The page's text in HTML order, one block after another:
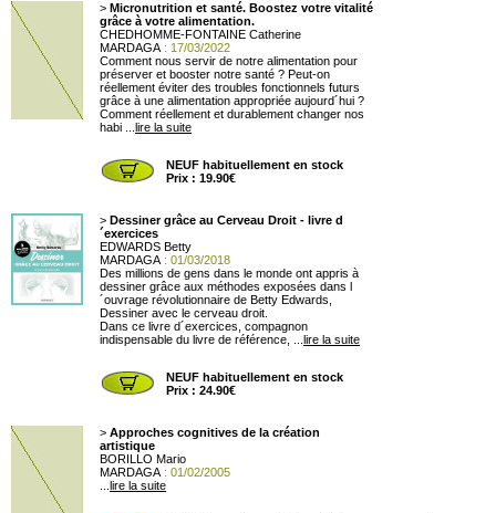
> Micronutrition et santé. Boostez votre vitalité
grâce à votre alimentation.
CHEDHOMME-FONTAINE Catherine
MARDAGA : 17/03/2022
Comment nous servir de notre alimentation pour
préserver et booster notre santé ? Peut-on
réellement éviter des troubles fonctionnels futurs
grâce à une alimentation appropriée aujourd´hui ?
Comment réellement et durablement changer nos
habi ... lire la suite
NEUF habituellement en stock
Prix : 19.90€
> Dessiner grâce au Cerveau Droit - livre d
´exercices
EDWARDS Betty
MARDAGA : 01/03/2018
Des millions de gens dans le monde ont appris à
dessiner grâce aux méthodes exposées dans l
´ouvrage révolutionnaire de Betty Edwards,
Dessiner avec le cerveau droit.
Dans ce livre d´exercices, compagnon
indispensable du livre de référence, ... lire la suite
NEUF habituellement en stock
Prix : 24.90€
> Approches cognitives de la création
artistique
BORILLO Mario
MARDAGA : 01/02/2005
lire la suite